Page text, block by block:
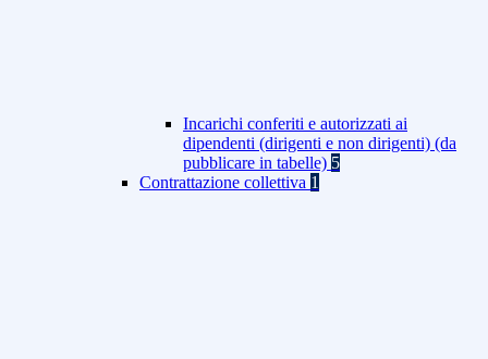
Incarichi conferiti e autorizzati ai
dipendenti (dirigenti e non dirigenti) (da
pubblicare in tabelle) 5
Contrattazione collettiva 1